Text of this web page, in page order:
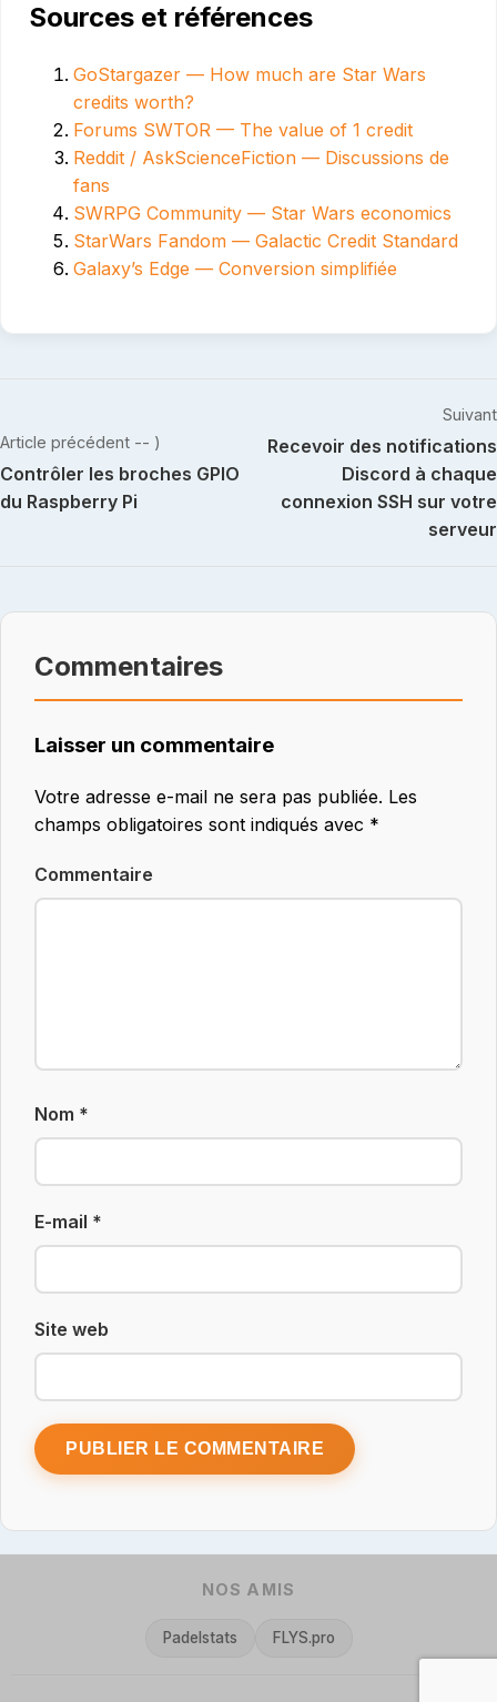
Sources et références
GoStargazer — How much are Star Wars
credits worth?
Forums SWTOR — The value of 1 credit
Reddit / AskScienceFiction — Discussions de
fans
SWRPG Community — Star Wars economics
StarWars Fandom — Galactic Credit Standard
Galaxy’s Edge — Conversion simplifiée
de
l’article
Article précédent -- )
Contrôler les broches GPIO
du Raspberry Pi
Suivant
Recevoir des notifications
Discord à chaque
connexion SSH sur votre
serveur
Commentaires
Laisser un commentaire
Votre adresse e-mail ne sera pas publiée. Les
champs obligatoires sont indiqués avec *
Commentaire
Nom *
E-mail *
Site web
NOS AMIS
Padelstats FLYS.pro